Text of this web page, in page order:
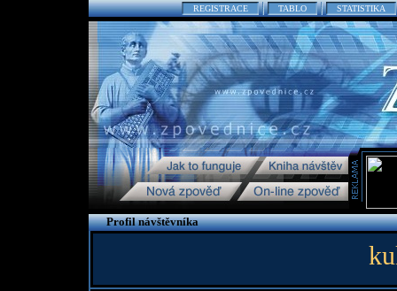
REGISTRACE TABLO STATISTIKA
Profil návštěvníka